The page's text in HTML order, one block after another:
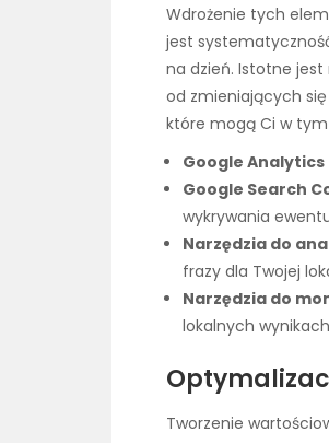
Wdrożenie tych
jest
na dzień. Istotne
od zmieniających
które mogą Ci w
Google Analytics
Google Search
wykrywania
Narzędzia do
frazy dla Twojej
Narzędzia do
lokalnych
Tworzenie